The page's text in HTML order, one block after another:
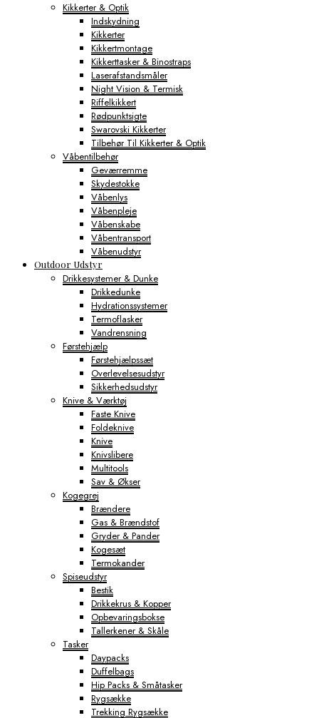
Kikkerter & Optik
Indskydning
Kikkerter
Kikkertmontage
Kikkerttasker & Binostraps
Laserafstandsmåler
Night Vision & Termisk
Riffelkikkert
Rødpunktsigte
Swarovski Kikkerter
Tilbehør Til Kikkerter & Optik
Våbentilbehør
Geværremme
Skydestokke
Våbenlys
Våbenpleje
Våbenskabe
Våbentransport
Våbenudstyr
Outdoor Udstyr
Drikkesystemer & Dunke
Drikkedunke
Hydrationssystemer
Termoflasker
Vandrensning
Førstehjælp
Førstehjælpssæt
Overlevelsesudstyr
Sikkerhedsudstyr
Knive & Værktøj
Faste Knive
Foldeknive
Knive
Knivslibere
Multitools
Sav & Økser
Kogegrej
Brændere
Gas & Brændstof
Gryder & Pander
Kogesæt
Termokander
Spiseudstyr
Bestik
Drikkekrus & Kopper
Opbevaringsbokse
Tallerkener & Skåle
Tasker
Daypacks
Duffelbags
Hip Packs & Småtasker
Rygsække
Trekking Rygsække